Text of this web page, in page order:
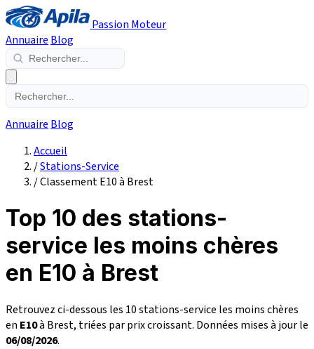
Passion Moteur
Annuaire Blog
Annuaire Blog
Accueil
/Stations-Service
/Classement E10 à Brest
Top 10 des stations-
service les moins chères
en E10 à Brest
Retrouvez ci-dessous les 10 stations-service les moins chères
en E10à Brest, triées par prix croissant. Données mises à jour le
06/08/2026.